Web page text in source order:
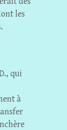
les
qui
à